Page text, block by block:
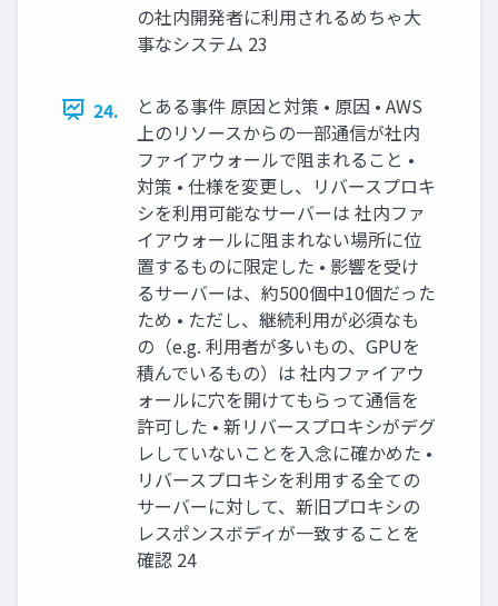
の社内開発者に利用されるめちゃ大
事なシステム 23
24.
とある事件 原因と対策 • 原因 • AWS
上のリソースからの一部通信が社内
ファイアウォールで阻まれること •
対策 • 仕様を変更し、リバースプロキ
シを利用可能なサーバーは 社内ファ
イアウォールに阻まれない場所に位
置するものに限定した • 影響を受け
るサーバーは、約500個中10個だった
ため • ただし、継続利用が必須なも
の（e.g. 利用者が多いもの、GPUを
積んでいるもの）は 社内ファイアウ
ォールに穴を開けてもらって通信を
許可した • 新リバースプロキシがデグ
レしていないことを入念に確かめた •
リバースプロキシを利用する全ての
サーバーに対して、新旧プロキシの
レスポンスボディが一致することを
確認 24